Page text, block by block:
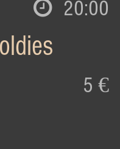
20:00
5 €